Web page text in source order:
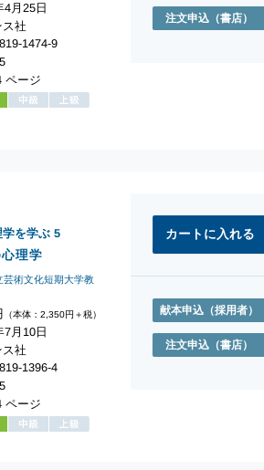
4月25日
社
1474-9
ページ
注文申込 （書店）
理学
学を学ぶ 5
術文化短期大学教
（本体：2,350円＋税）
7月10日
社
1396-4
ページ
献本申込 （採用者）
注文申込 （書店）